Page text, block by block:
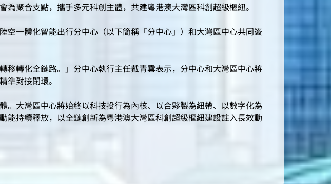
聚合支點，攜手多元科創主體，共建粵港澳大灣區科創超級樞紐。
一體化智能出行分中心（以下簡稱「分中心」）和大灣區中心共同簽
轉化全鏈路。」分中心執行主任戴青雲表示，分中心和大灣區中心將
準對接閉環。
大灣區中心將始終以科技投行為內核、以合夥製為紐帶、以數字化為
持續釋放，以全鏈創新為粵港澳大灣區科創超級樞紐建設註入長效動